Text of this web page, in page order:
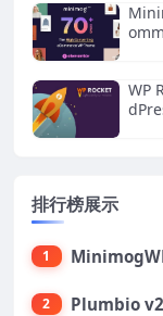
WP
排行榜展示
1
2